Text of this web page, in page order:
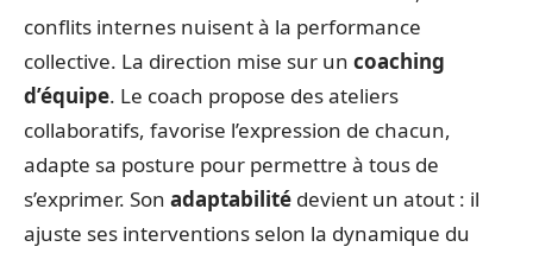
conflits internes nuisent à la performance
collective. La direction mise sur un coaching
d’équipe. Le coach propose des ateliers
collaboratifs, favorise l’expression de chacun,
adapte sa posture pour permettre à tous de
s’exprimer. Son adaptabilité devient un atout : il
ajuste ses interventions selon la dynamique du